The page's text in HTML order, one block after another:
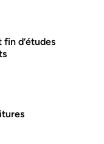
d’études